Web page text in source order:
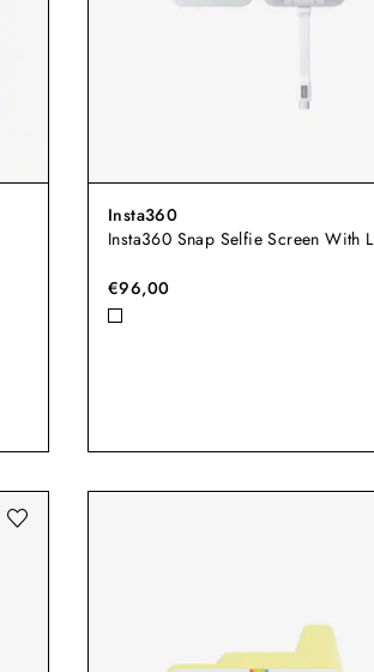
Insta360
Insta360 Snap Selfie Screen With
€96,00